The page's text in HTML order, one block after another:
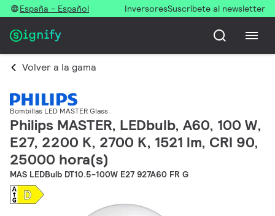
España - Español InversoresSuscríbete al newsletter
Volver a la gama
Bombillas LED MASTER Glass
Philips MASTER, LEDbulb, A60, 100 W,
E27, 2200 K, 2700 K, 1521 lm, CRI 90,
25000 hora(s)
MAS LEDBulb DT10.5-100W E27 927A60 FR G